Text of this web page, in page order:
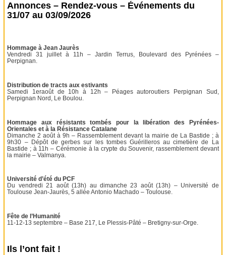
Annonces – Rendez-vous – Événements du
31/07 au 03/09/2026
Hommage à Jean Jaurès
Vendredi 31 juillet à 11h – Jardin Terrus, Boulevard des Pyrénées –
Perpignan.
Distribution de tracts aux estivants
Samedi 1eraoût de 10h à 12h – Péages autoroutiers Perpignan Sud,
Perpignan Nord, Le Boulou.
Hommage aux résistants tombés pour la libération des Pyrénées-
Orientales et à la Résistance Catalane
Dimanche 2 août à 9h – Rassemblement devant la mairie de La Bastide ; à
9h30 – Dépôt de gerbes sur les tombes Guérilleros au cimetière de La
Bastide ; à 11h – Cérémonie à la crypte du Souvenir, rassemblement devant
la mairie – Valmanya.
Université d’été du PCF
Du vendredi 21 août (13h) au dimanche 23 août (13h) – Université de
Toulouse Jean-Jaurès, 5 allée Antonio Machado – Toulouse.
Fête de l’Humanité
11-12-13 septembre – Base 217, Le Plessis-Pâté – Bretigny-sur-Orge.
Ils l’ont fait !